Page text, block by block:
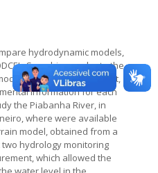
hydrodynamic models,
Searching evaluate the
approach pertinent,
information for each
the Piabanha River, in
where were available
model, obtained from a
hydrology monitoring
which allowed the